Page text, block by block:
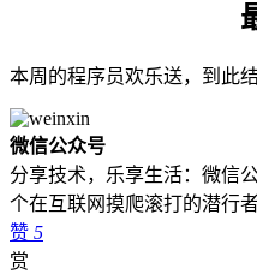
本周的程序员欢乐送，到此
微信公众号
分享技术，乐享生活：微信
个在互联网摸爬滚打的潜行者
赞 5
赏